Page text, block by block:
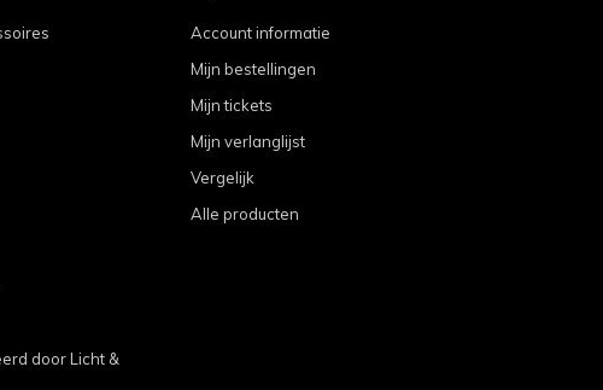
door Licht &
Account informatie
Mijn bestellingen
Mijn tickets
Mijn verlanglijst
Vergelijk
Alle producten